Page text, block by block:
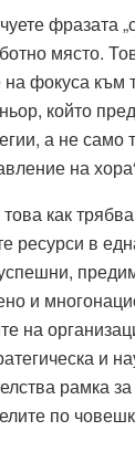
фразата
място.
на фокуса
който
а не само
на
как
ресурси в
и
на
и
рамка
по